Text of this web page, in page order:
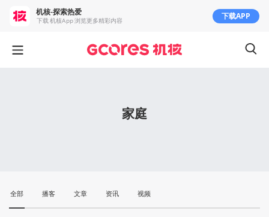
家庭
全部 播客 文章 资讯 视频
机核-探索热爱
下载 机核App 浏览更多精彩内容 下载APP